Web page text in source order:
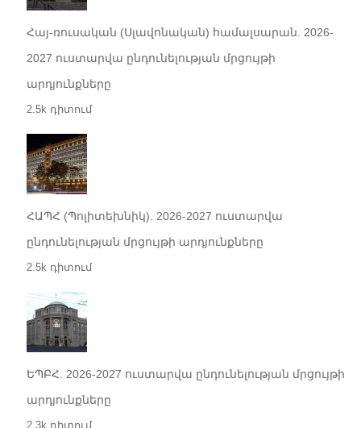
Հայ-ռուսական (Սլավոնական) համալսարան. 2026-
2027 ուստարվա ընդունելության մրցույթի
արդյունքները
2.5k դիտում
ՀԱՊՀ (Պոլիտեխնիկ). 2026-2027 ուստարվա
ընդունելության մրցույթի արդյունքները
2.5k դիտում
ԵՊԲՀ. 2026-2027 ուստարվա ընդունելության մրցույթի
արդյունքները
2.3k դիտում